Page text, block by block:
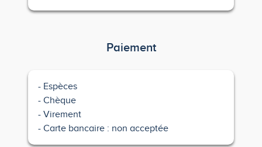
Paiement
Espèces
Chèque
Virement
Carte bancaire : non acceptée